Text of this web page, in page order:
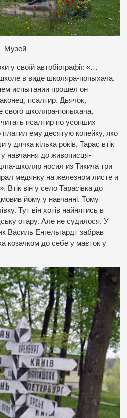
Музей
у своїй автобіографії: «…
в виде школяра-попыхача.
испытании прошел он
псалтир. Дьячок,
свого школяра-попыхача,
псалтир по усопших
ему десятую копейку, яко
дячка кілька років, Тарас втік
навчання до живописця-
школяр носил из Тикича три
медянку на железном листе и
він у село Тарасівка до
йому у навчанні. Тому
Тут він хотів найнятись в
отару. Але не судилося. У
Василь Енгельгардт забрав
козачком до себе у маєток у